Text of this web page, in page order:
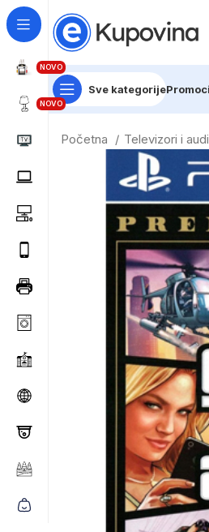
NOVO
NOVO
Sve kategorije
Početna Televizori i